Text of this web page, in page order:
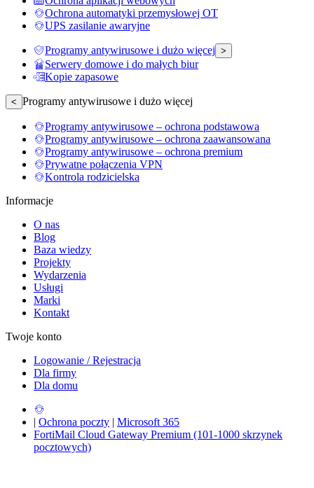
Ochrona automatyki przemysłowej OT
UPS zasilanie awaryjne
Programy antywirusowe i dużo więcej >
Serwery domowe i do małych biur
Kopie zapasowe
< Programy antywirusowe i dużo więcej
Programy antywirusowe – ochrona podstawowa
Programy antywirusowe – ochrona zaawansowana
Programy antywirusowe – ochrona premium
Prywatne połączenia VPN
Kontrola rodzicielska
Informacje
O nas
Blog
Baza wiedzy
Projekty
Wydarzenia
Usługi
Marki
Kontakt
Twoje konto
Logowanie / Rejestracja
Dla firmy
Dla domu
| Ochrona poczty | Microsoft 365
FortiMail Cloud Gateway Premium (101-1000 skrzynek
pocztowych)